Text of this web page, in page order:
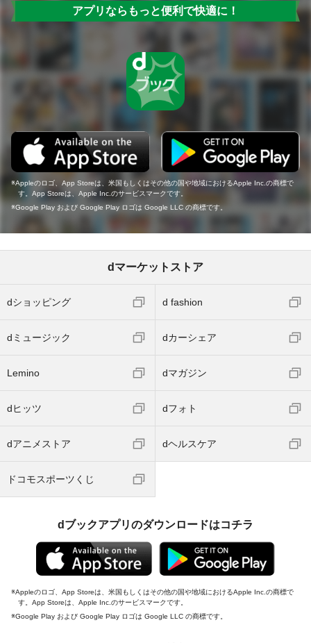
アプリならもっと便利で快適に！
Appleのロゴ、App Storeは、米国もしくはその他の国や地域におけるApple Inc.の商標で
す。App Storeは、Apple Inc.のサービスマークです。
Google Play および Google Play ロゴは Google LLC の商標です。
dマーケットストア
dショッピング d fashion
dミュージック dカーシェア
Lemino dマガジン
dヒッツ dフォト
dアニメストア dヘルスケア
ドコモスポーツくじ
dブックアプリのダウンロードはコチラ
Appleのロゴ、App Storeは、米国もしくはその他の国や地域におけるApple Inc.の商標で
す。App Storeは、Apple Inc.のサービスマークです。
Google Play および Google Play ロゴは Google LLC の商標です。